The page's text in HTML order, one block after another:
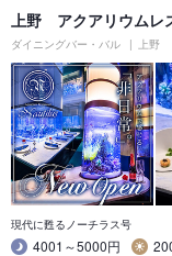
上野 アクアリウム
ダイニングバー・バル 上野
現代に甦るノーチラス号
4001～5000円